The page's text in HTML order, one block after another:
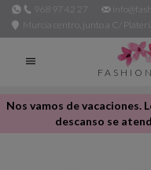
968 97 42 27
Murcia centro, junto a C/

Nos vamos de
descanso se